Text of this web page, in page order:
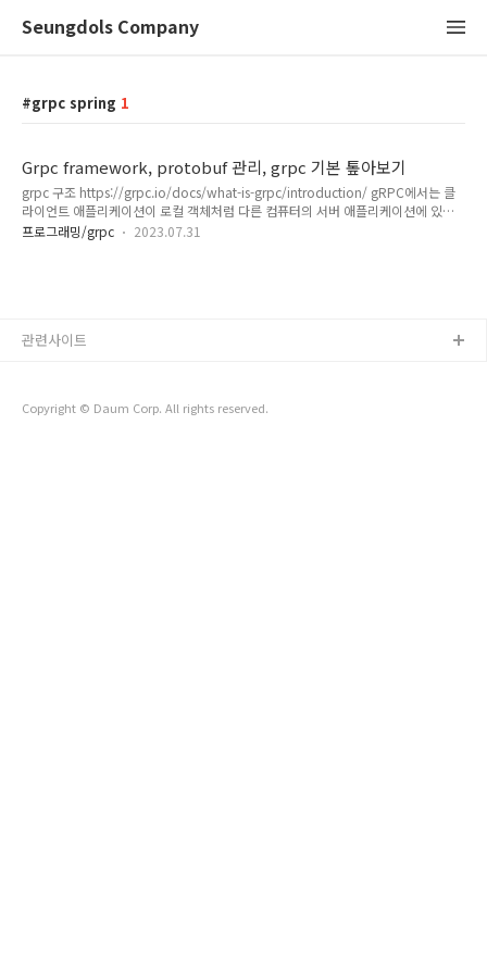
Seungdols Company
grpc spring 1
Grpc framework, protobuf 관리, grpc 기본 톺아보기
grpc 구조 https://grpc.io/docs/what-is-grpc/introduction/ gRPC에서는 클
라이언트 애플리케이션이 로컬 객체처럼 다른 컴퓨터의 서버 애플리케이션에 있는
메서드를 직접 호출할 수 있으므로 분산 애플리케이션과 서비스를 더 쉽게 만들 수
다. gRPC 클라이언트와 서버는 Go..
프로그래밍/grpc 2023.07.31
Copyright © Daum Corp. All rights reserved.
관련사이트